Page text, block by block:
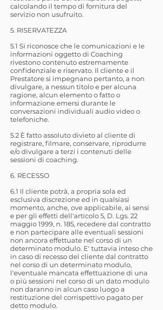
calcolando il tempo di fornitura del
servizio non usufruito.
5. RISERVATEZZA
5.1 Si riconosce che le comunicazioni e le
informazioni oggetto di Coaching
rivestono contenuto estremamente
confidenziale e riservato. Il cliente e il
Prestatore si impegnano pertanto, a non
divulgare, a nessun titolo e per alcuna
ragione, alcun elemento o fatto o
informazione emersi durante le
conversazioni individuali audio video o
telefoniche.
5.2 È fatto assoluto divieto al cliente di
registrare, filmare, conservare, riprodurre
e/o divulgare a terzi i contenuti delle
sessioni di coaching.
6. RECESSO
6.1 Il cliente potrà, a propria sola ed
esclusiva discrezione ed in qualsiasi
momento, anche, ove applicabile, ai sensi
e per gli effetti dell'articolo 5, D. Lgs. 22
maggio 1999, n. 185, recedere dal contratto
e non partecipare alle eventuali sessioni
non ancora effettuate nel corso di un
determinato modulo. E' tuttavia inteso che
in caso di recesso del cliente dal contratto
nel corso di un determinato modulo,
l'eventuale mancata effettuazione di una
o più sessioni nel corso di un dato modulo
non daranno in alcun caso luogo a
restituzione del corrispettivo pagato per
detto modulo.